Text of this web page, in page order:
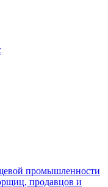
промышленности
продавцов и